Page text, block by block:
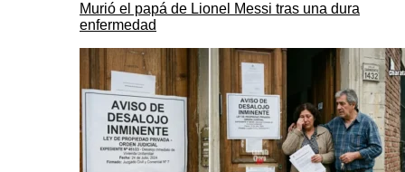
Murió el papá de Lionel Messi tras una dura
enfermedad